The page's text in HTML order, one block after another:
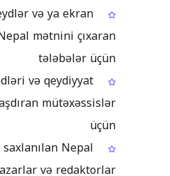
və ya ekran
mətnini çıxaran
tələbələr üçün
və qeydiyyat
mütəxəssislər
üçün
Nepal
və redaktorlar